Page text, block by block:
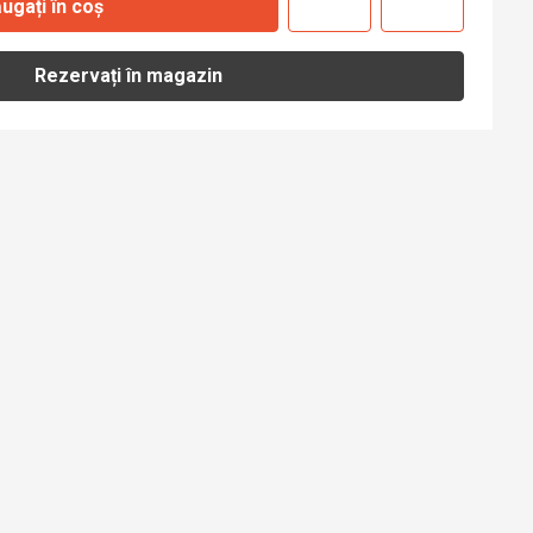
în coș
Rezervați în magazin